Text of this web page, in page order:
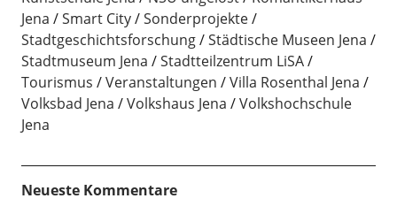
Jena
Smart City
Sonderprojekte
Stadtgeschichtsforschung
Städtische Museen Jena
Stadtmuseum Jena
Stadtteilzentrum LiSA
Tourismus
Veranstaltungen
Villa Rosenthal Jena
Volksbad Jena
Volkshaus Jena
Volkshochschule
Jena
Neueste Kommentare